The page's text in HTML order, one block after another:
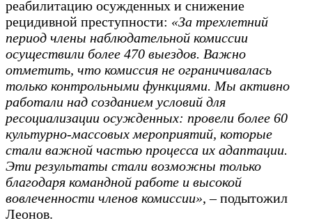
реабилитацию осужденных и снижение
рецидивной преступности: «За трехлетний
период члены наблюдательной комиссии
осуществили более 470 выездов. Важно
отметить, что комиссия не ограничивалась
только контрольными функциями. Мы активно
работали над созданием условий для
ресоциализации осужденных: провели более 60
культурно-массовых мероприятий, которые
стали важной частью процесса их адаптации.
Эти результаты стали возможны только
благодаря командной работе и высокой
вовлеченности членов комиссии», – подытожил
Леонов.